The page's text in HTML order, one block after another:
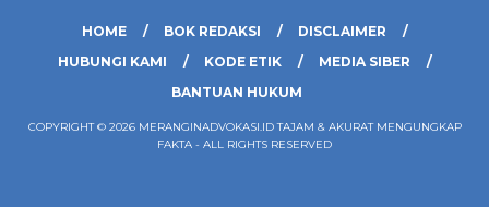
HOME BOK REDAKSI
DISCLAIMER
HUBUNGI KAMI
KODE ETIK
MEDIA SIBER
BANTUAN HUKUM
COPYRIGHT © 2026 MERANGINADVOKASI.ID TAJAM & AKURAT MENGUNGKAP
FAKTA - ALL RIGHTS RESERVED